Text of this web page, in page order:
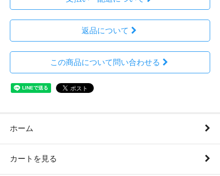
返品について
この商品について問い合わせる
ホーム
カートを見る